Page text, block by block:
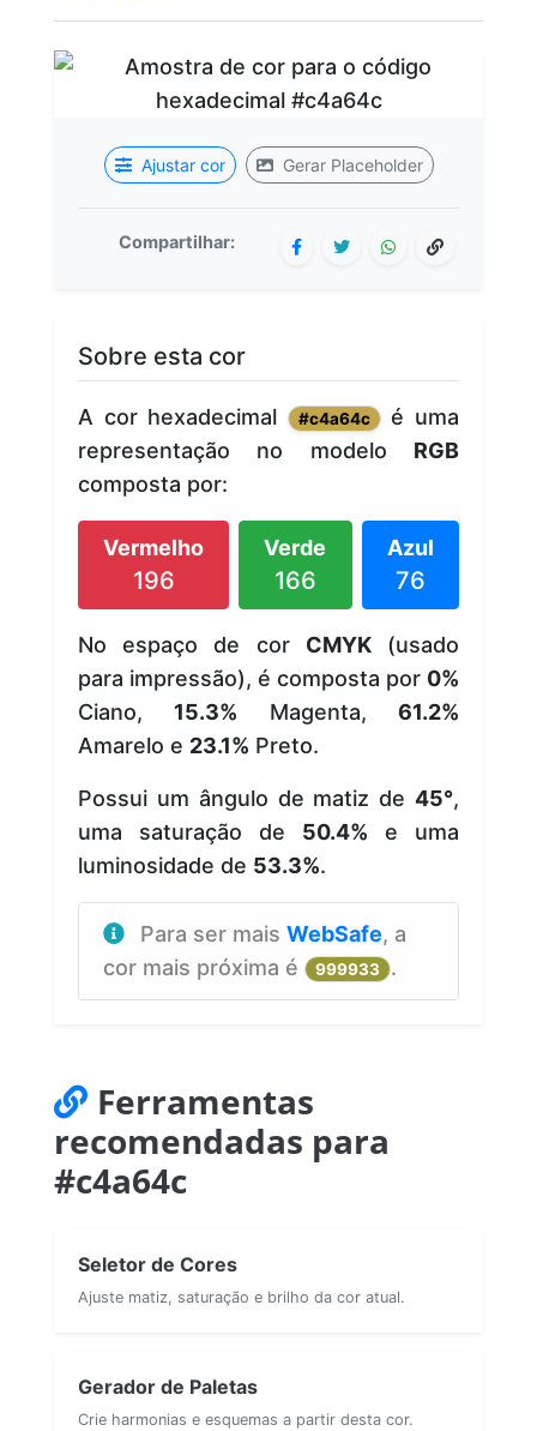
Ajustar cor Gerar Placeholder
Compartilhar:
Sobre esta cor
A cor hexadecimal #c4a64c é uma
representação no modelo RGB
composta por:
Vermelho
196
Verde
166
Azul
76
No espaço de cor CMYK(usado
para impressão), é composta por 0%
Ciano, 15.3% Magenta,61.2%
Amarelo e 23.1% Preto.
Possui um ângulo de matiz de 45°,
uma saturação de 50.4% e uma
luminosidade de 53.3%.
Para ser mais WebSafe, a
cor mais próxima é
999933 .
Ferramentas
recomendadas para
#c4a64c
Seletor de Cores
Ajuste matiz, saturação e brilho da cor atual.
Gerador de Paletas
Crie harmonias e esquemas a partir desta cor.